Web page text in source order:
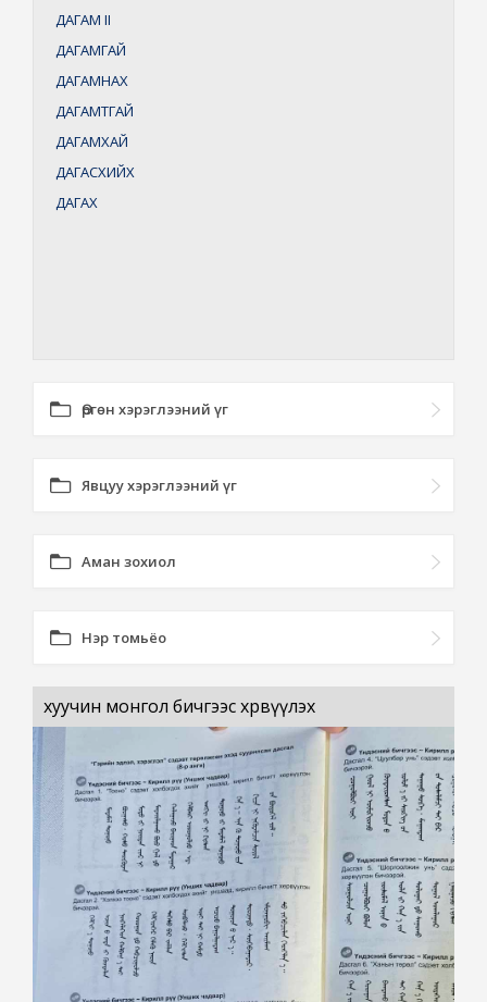
ДАГАМ II
ДАГАМГАЙ
ДАГАМНАХ
ДАГАМТГАЙ
ДАГАМХАЙ
ДАГАСХИЙХ
ДАГАХ
Өргөн хэрэглээний үг
Явцуу хэрэглээний үг
Аман зохиол
Нэр томьёо
хуучин монгол бичгээс хөрвүүлэх